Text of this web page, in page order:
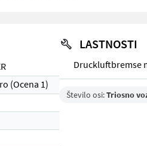
(Ocena 1)
LASTNOSTI
Druckluftbremse
Število osi:Triosno